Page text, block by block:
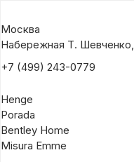
Москва
Набережная Т. Шевченко,
+7 (499) 243-0779
Henge
Porada
Bentley Home
Misura Emme